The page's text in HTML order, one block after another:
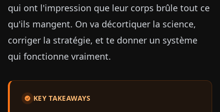
qui ont l'impression que leur corps brûle tout ce
qu'ils mangent. On va décortiquer la science,
corriger la stratégie, et te donner un système
qui fonctionne vraiment.
KEY TAKEAWAYS